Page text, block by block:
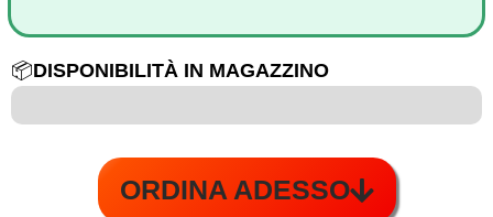
📦DISPONIBILITÀ IN MAGAZZINO
ORDINA ADESSO